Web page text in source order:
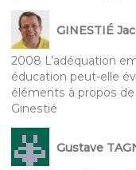
GINESTIÉ
2008 L’adéquation
éducation peut-elle
éléments à propos
Ginestié
Gustave